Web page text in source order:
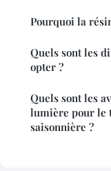
Pourquoi la
Quels sont les
opter ?
Quels sont les
lumière pour le
saisonnière ?